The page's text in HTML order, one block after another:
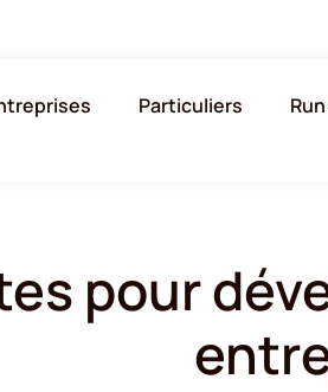
Particuliers
pour